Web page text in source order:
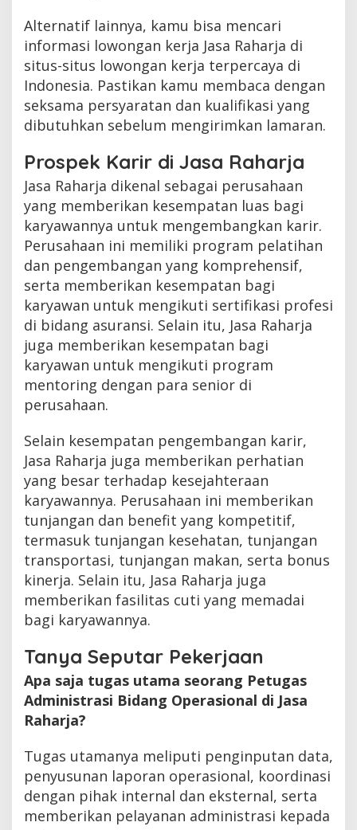
Alternatif lainnya, kamu bisa mencari
informasi lowongan kerja Jasa Raharja di
situs-situs lowongan kerja terpercaya di
Indonesia. Pastikan kamu membaca dengan
seksama persyaratan dan kualifikasi yang
dibutuhkan sebelum mengirimkan lamaran.
Prospek Karir di Jasa Raharja
Jasa Raharja dikenal sebagai perusahaan
yang memberikan kesempatan luas bagi
karyawannya untuk mengembangkan karir.
Perusahaan ini memiliki program pelatihan
dan pengembangan yang komprehensif,
serta memberikan kesempatan bagi
karyawan untuk mengikuti sertifikasi profesi
di bidang asuransi. Selain itu, Jasa Raharja
juga memberikan kesempatan bagi
karyawan untuk mengikuti program
mentoring dengan para senior di
perusahaan.
Selain kesempatan pengembangan karir,
Jasa Raharja juga memberikan perhatian
yang besar terhadap kesejahteraan
karyawannya. Perusahaan ini memberikan
tunjangan dan benefit yang kompetitif,
termasuk tunjangan kesehatan, tunjangan
transportasi, tunjangan makan, serta bonus
kinerja. Selain itu, Jasa Raharja juga
memberikan fasilitas cuti yang memadai
bagi karyawannya.
Tanya Seputar Pekerjaan
Apa saja tugas utama seorang Petugas
Administrasi Bidang Operasional di Jasa
Raharja?
Tugas utamanya meliputi penginputan data,
penyusunan laporan operasional, koordinasi
dengan pihak internal dan eksternal, serta
memberikan pelayanan administrasi kepada